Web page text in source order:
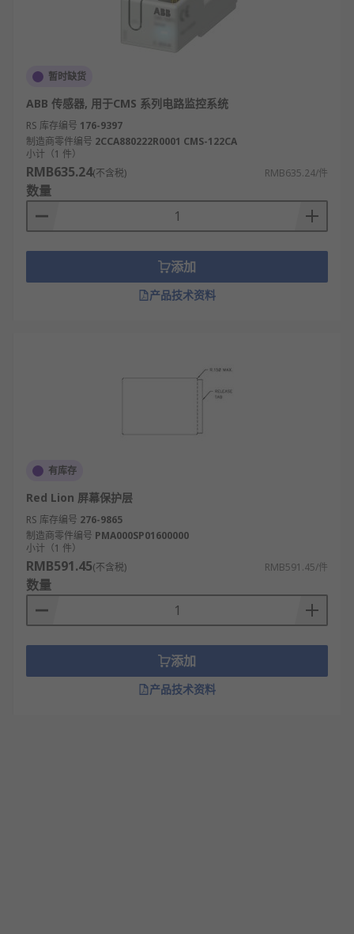
暂时缺货
ABB 传感器, 用于CMS 系列电路监控系统
RS 库存编号 176-9397
制造商零件编号 2CCA880222R0001 CMS-122CA
小计（1 件）
RMB635.24(不含税) RMB635.24/件
数量
添加
产品技术资料
有库存
Red Lion 屏幕保护层
RS 库存编号 276-9865
制造商零件编号 PMA000SP01600000
小计（1 件）
RMB591.45(不含税) RMB591.45/件
数量
添加
产品技术资料